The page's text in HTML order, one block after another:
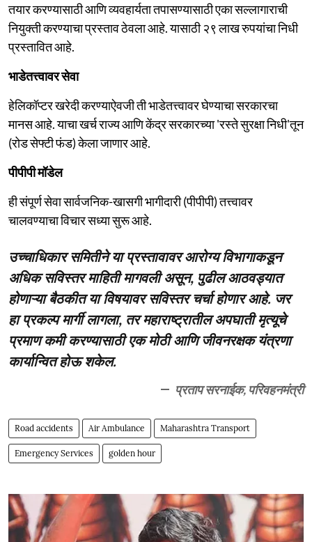
तयार करण्यासाठी आणि व्यवहार्यता तपासण्यासाठी एका सल्लागाराची
नियुक्ती करण्याचा प्रस्ताव ठेवला आहे. यासाठी २९ लाख रुपयांचा निधी
प्रस्तावित आहे.
भाडेतत्त्वावर सेवा
हेलिकॉप्टर खरेदी करण्याऐवजी ती भाडेतत्त्वावर घेण्याचा सरकारचा
मानस आहे. याचा खर्च राज्य आणि केंद्र सरकारच्या 'रस्ते सुरक्षा निधी'तून
(रोड सेफ्टी फंड) केला जाणार आहे.
पीपीपी मॉडेल
ही संपूर्ण सेवा सार्वजनिक-खासगी भागीदारी (पीपीपी) तत्त्वावर
चालवण्याचा विचार सध्या सुरू आहे.
उच्चाधिकार समितीने या प्रस्तावावर आरोग्य विभागाकडून
अधिक सविस्तर माहिती मागवली असून, पुढील आठवड्यात
होणाऱ्या बैठकीत या विषयावर सविस्तर चर्चा होणार आहे. जर
हा प्रकल्प मार्गी लागला, तर महाराष्ट्रातील अपघाती मृत्यूचे
प्रमाण कमी करण्यासाठी एक मोठी आणि जीवनरक्षक यंत्रणा
कार्यान्वित होऊ शकेल.
प्रताप सरनाईक, परिवहनमंत्री
Road accidents Air Ambulance Maharashtra Transport
Emergency Services golden hour